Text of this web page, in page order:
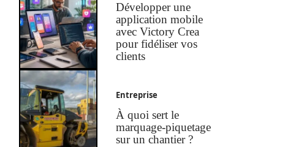
Développer une
application mobile
avec Victory Crea
pour fidéliser vos
clients
Entreprise
À quoi sert le
marquage-piquetage
sur un chantier ?